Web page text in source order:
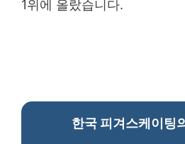
1위에 올랐습니다.
한국 피겨스케이팅